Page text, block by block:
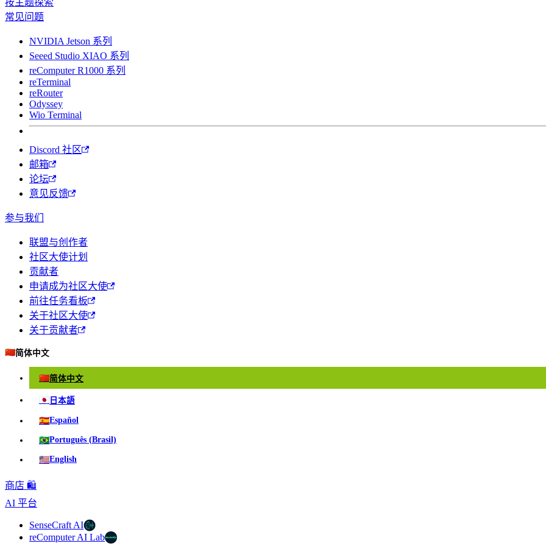
按主题探索
常见问题
NVIDIA Jetson 系列
Seeed Studio XIAO 系列
reComputer R1000 系列
reTerminal
reRouter
Odyssey
Wio Terminal
Discord 社区
邮箱
论坛
意见反馈
参与我们
联盟与创作者
社区大使计划
贡献者
申请成为社区大使
前往任务看板
关于社区大使
关于贡献者
🇨🇳简体中文
🇨🇳简体中文
🇯🇵 日本語
🇪🇸Español
🇧🇷Português (Brasil)
🇺🇸English
商店 🛍️
AI 平台
SenseCraft AI
reComputer AI Lab